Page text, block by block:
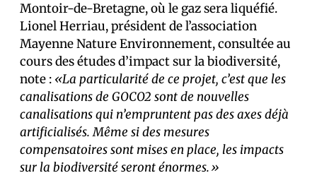
Montoir-de-Bretagne, où le gaz sera liquéfié.
Lionel Herriau, président de l’association
Mayenne Nature Environnement, consultée au
cours des études d’impact sur la biodiversité,
note : «La particularité de ce projet, c’est que les
canalisations de GOCO2 sont de nouvelles
canalisations qui n’empruntent pas des axes déjà
artificialisés. Même si des mesures
compensatoires sont mises en place, les impacts
sur la biodiversité seront énormes.»